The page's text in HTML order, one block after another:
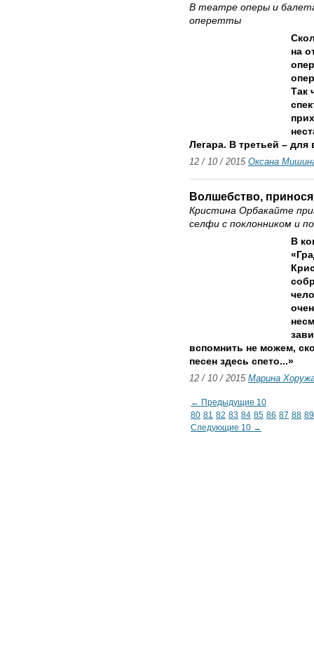
В театре оперы и
оперетты
на
Так
Легара. В третьей –
12 / 10 / 2015 Оксана
Волшебство,
Кристина Орбакайте
селфи с поклонником и
В
вспомнить не можем,
песен здесь спето...»
12 / 10 / 2015 Марина
← Предыдущие 10
80 81 82 83 84 85 86 87 88 89
Следующие 10 →